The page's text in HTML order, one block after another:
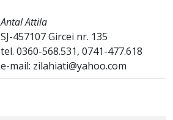
Antal Attila
SJ-457107 Gircei nr. 135
tel. 0360-568.531, 0741-477.618
e-mail: zilahiati@yahoo.com